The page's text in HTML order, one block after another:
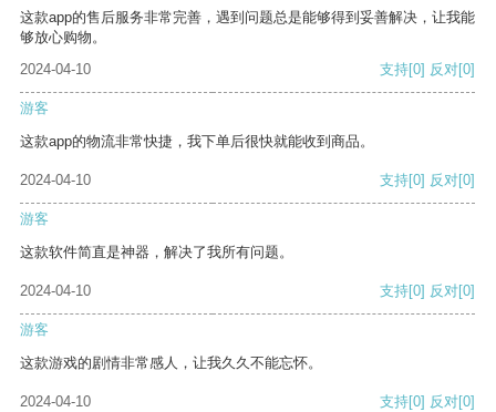
这款app的售后服务非常完善，遇到问题总是能够得到妥善解决，让我能
够放心购物。
2024-04-10
支持[0] 反对[0]
游客
这款app的物流非常快捷，我下单后很快就能收到商品。
2024-04-10 支持[0] 反对[0]
游客
这款软件简直是神器，解决了我所有问题。
2024-04-10 支持[0] 反对[0]
游客
这款游戏的剧情非常感人，让我久久不能忘怀。
2024-04-10 支持[0] 反对[0]